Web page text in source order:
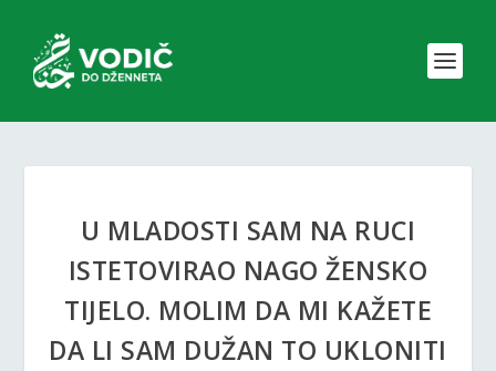
U MLADOSTI SAM NA RUCI
ISTETOVIRAO NAGO ŽENSKO
TIJELO. MOLIM DA MI KAŽETE
DA LI SAM DUŽAN TO UKLONITI